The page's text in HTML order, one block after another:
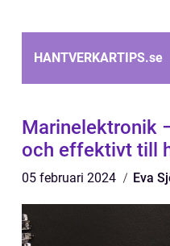
HANTVERKARTIPS.se
Marinelektronik
och effektivt till
05 februari 2024 Eva